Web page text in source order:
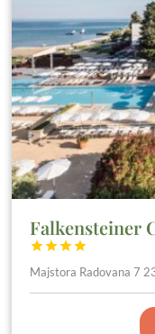
Falkensteiner




Majstora Radovana 7